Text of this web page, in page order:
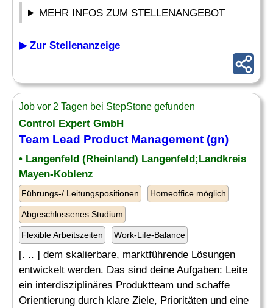
MEHR INFOS ZUM STELLENANGEBOT
▶ Zur Stellenanzeige
Job vor 2 Tagen bei StepStone gefunden
Control Expert GmbH
Team Lead Product Management (gn)
• Langenfeld (Rheinland) Langenfeld;Landkreis
Mayen-Koblenz
Führungs-/ Leitungspositionen Homeoffice möglich
Abgeschlossenes Studium
Flexible Arbeitszeiten Work-Life-Balance
[. .. ] dem skalierbare, marktführende Lösungen
entwickelt werden. Das sind deine Aufgaben: Leite
ein interdisziplinäres Produktteam und schaffe
Orientierung durch klare Ziele, Prioritäten und eine